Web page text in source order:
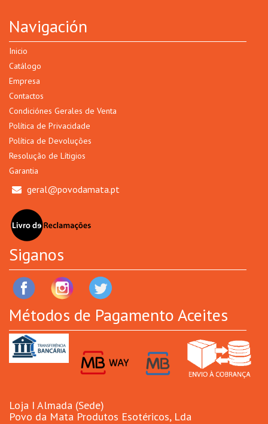
Navigación
Inicio
Catálogo
Empresa
Contactos
Condiciónes Gerales de Venta
Política de Privacidade
Política de Devoluções
Resolução de Lítigios
Garantia
geral@povodamata.pt
Siganos
Métodos de Pagamento Aceites
Loja I Almada (Sede)
Povo da Mata Produtos Esotéricos, Lda